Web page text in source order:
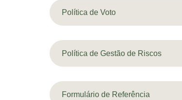
Política de Voto
Política de Gestão de Riscos
Formulário de Referência